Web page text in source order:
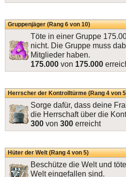
Gruppenjäger (Rang 6 von 10)
Töte in einer Gruppe
nicht. Die Gruppe muss
Mitglieder haben.
175.000 von 175.000
Herrscher der Kontrolltürme (Rang 4 von
Sorge dafür, dass deine
die Herrschaft über die
300 von 300 erreicht
Hüter der Welt (Rang 4 von 5)
Beschütze die Welt und
Welt eingefallen sind.